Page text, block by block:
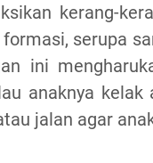
kerang-
serupa
ini
anaknya
jalan agar